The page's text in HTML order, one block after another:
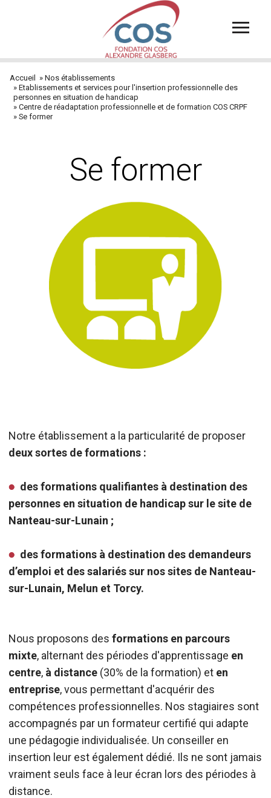
principal
Fil
d'Ariane
Accueil
Nos établissements
Etablissements et services pour l'insertion professionnelle des
personnes en situation de handicap
Centre de réadaptation professionnelle et de formation COS CRPF
Se former
Se former
Notre établissement a la particularité de proposer
deux sortes de formations :
des formations qualifiantes à destination des
personnes en situation de handicap sur le site de
Nanteau-sur-Lunain ;
des formations à destination des demandeurs
d’emploi et des salariés sur nos sites de Nanteau-
sur-Lunain, Melun et Torcy.
Nous proposons desformations en parcours
mixte, alternant des périodes d'apprentissage en
centre, à distance (30% de la formation) et en
entreprise, vous permettant d'acquérir des
compétences professionnelles. Nos stagiaires sont
accompagnés par un formateur certifié qui adapte
une pédagogie individualisée. Un conseiller en
insertion leur est également dédié. Ils ne sont jamais
vraiment seuls face à leur écran lors des périodes à
distance.